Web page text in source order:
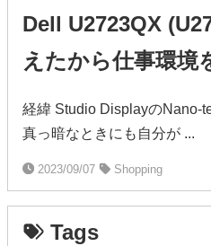
Dell U2723QX
えたから仕事環境
経緯 Studio DisplayのNano-
真っ暗なときにも自分が ...
2023/09/07 Shopping
Tags